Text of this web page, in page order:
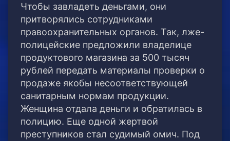
Чтобы завладеть деньгами, они
притворялись сотрудниками
правоохранительных органов. Так, лже-
полицейские предложили владелице
продуктового магазина за 500 тысяч
рублей передать материалы проверки о
продаже якобы несоответствующей
санитарным нормам продукции.
Женщина отдала деньги и обратилась в
полицию. Еще одной жертвой
преступников стал судимый омич. Под